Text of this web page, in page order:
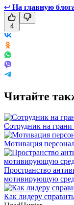
↩ На главную
4
Читайте
Сотрудник на
Мотивация
Пространство
мотивирующую
Как лидеру